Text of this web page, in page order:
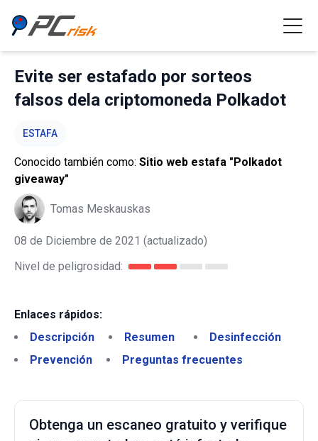
Evite ser estafado por sorteos
falsos dela criptomoneda Polkadot
ESTAFA
Conocido también como: Sitio web estafa "Polkadot
giveaway"
Tomas Meskauskas
08 de Diciembre de 2021 (actualizado)
Nivel de peligrosidad:
Enlaces rápidos:
Descripción
Resumen
Desinfección
Prevención
Preguntas frecuentes
Obtenga un escaneo gratuito y verifique